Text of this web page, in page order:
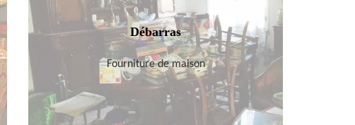
Débarras
Fourniture de maison